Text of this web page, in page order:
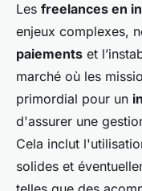
Les freelances en
enjeux complexes,
paiements et
marché où les
primordial pour un
d'assurer une
Cela inclut
solides et